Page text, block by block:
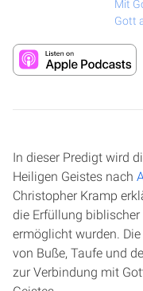
Mit
Gott
In dieser Predigt wird
Heiligen Geistes nach
Christopher Kramp
die Erfüllung
ermöglicht wurden.
von Buße, Taufe und
zur Verbindung mit